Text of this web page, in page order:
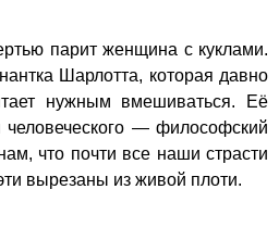
парит женщина с куклами.
Шарлотта, которая давно
нужным вмешиваться. Её
человеческого — философский
что почти все наши страсти
вырезаны из живой плоти.